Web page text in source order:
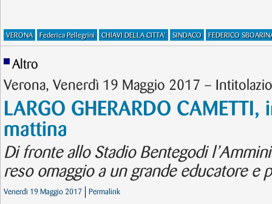
VERONA Federica Pellegrini CHIAVI DELLA CITTA' SINDACO FEDERICO
Altro
Verona, Venerdì 19 Maggio 2017 –
LARGO GHERARDO
mattina
Di fronte allo Stadio Bentegodi
reso omaggio a un grande educatore e
Venerdì 19 Maggio 2017 Permalink